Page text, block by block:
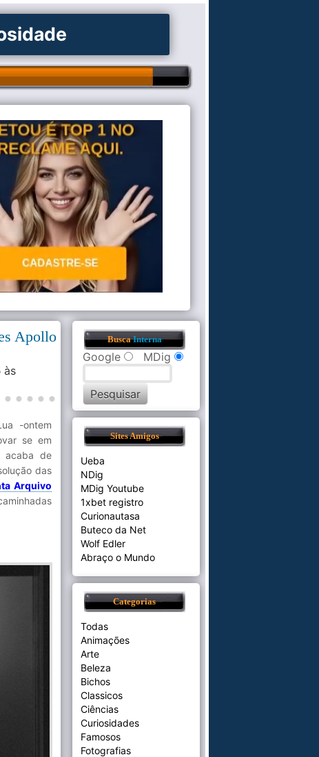
Apollo
às
-ontem
se em
acaba de
das
Arquivo
BuscaInterna
Google MDig
Sites Amigos
Ueba
NDig
MDig Youtube
1xbet registro
Curionautasa
Buteco da Net
Wolf Edler
Abraço o Mundo
Categorias
Todas
Animações
Arte
Beleza
Bichos
Classicos
Ciências
Curiosidades
Famosos
Fotografias